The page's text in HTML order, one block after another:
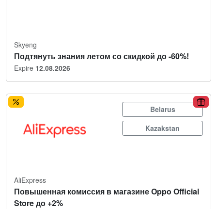
Skyeng
Подтянуть знания летом со скидкой до -60%!
Expire 12.08.2026
Belarus
Kazakstan
AliExpress
Повышенная комиссия в магазине Oppo Official
Store до +2%